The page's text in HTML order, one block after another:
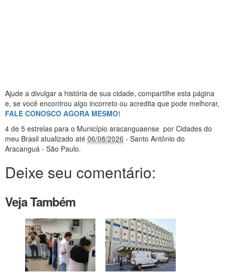
Ajude a divulgar a história de sua cidade, compartilhe esta página
e, se você encontrou algo incorreto ou acredita que pode melhorar,
FALE CONOSCO AGORA MESMO!
4 de 5 estrelas para o Município aracanguaense por Cidades do
meu Brasil atualizado até 06/08/2026 - Santo Antônio do
Aracanguá - São Paulo.
Deixe seu comentário:
Veja Também